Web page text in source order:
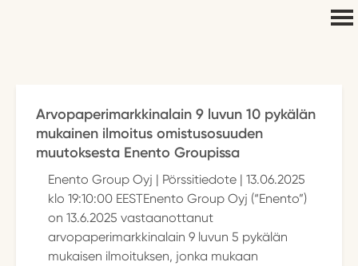
Arvopaperimarkkinalain 9 luvun 10 pykälän
mukainen ilmoitus omistusosuuden
muutoksesta Enento Groupissa
Enento Group Oyj | Pörssitiedote | 13.06.2025
klo 19:10:00 EESTEnento Group Oyj (“Enento”)
on 13.6.2025 vastaanottanut
arvopaperimarkkinalain 9 luvun 5 pykälän
mukaisen ilmoituksen, jonka mukaan